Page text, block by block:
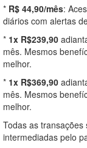
* R$ 44,90/mês:
diários com alertas
* 1x R$239,90
mês. Mesmos
melhor.
* 1x R$369,90
mês. Mesmos
melhor.
Todas as
intermediadas pelo